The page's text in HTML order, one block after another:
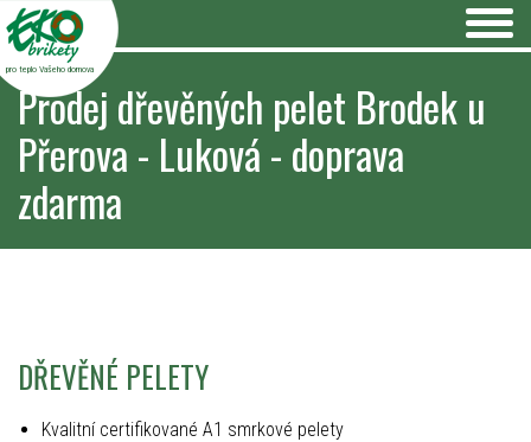
pro teplo Vašeho domova
Prodej dřevěných pelet Brodek u
Přerova - Luková - doprava
zdarma
DŘEVĚNÉ PELETY
Kvalitní certifikované A1 smrkové pelety